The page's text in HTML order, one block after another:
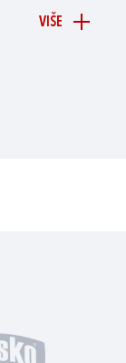
VIŠE